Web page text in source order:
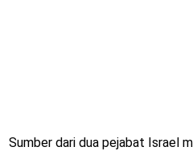
Sumber dari dua pejabat Israel